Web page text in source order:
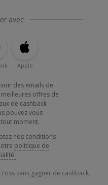
avec
Apple
des emails de
offres de
de cashback
pouvez vous
moment.
nos conditions
politique de
sans gagner de cashback.